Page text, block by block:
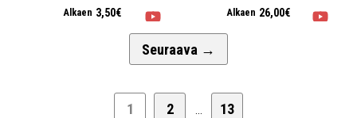
Alkaen 3,50€ Alkaen 26,00€
1 2 ... 13
Seuraava →